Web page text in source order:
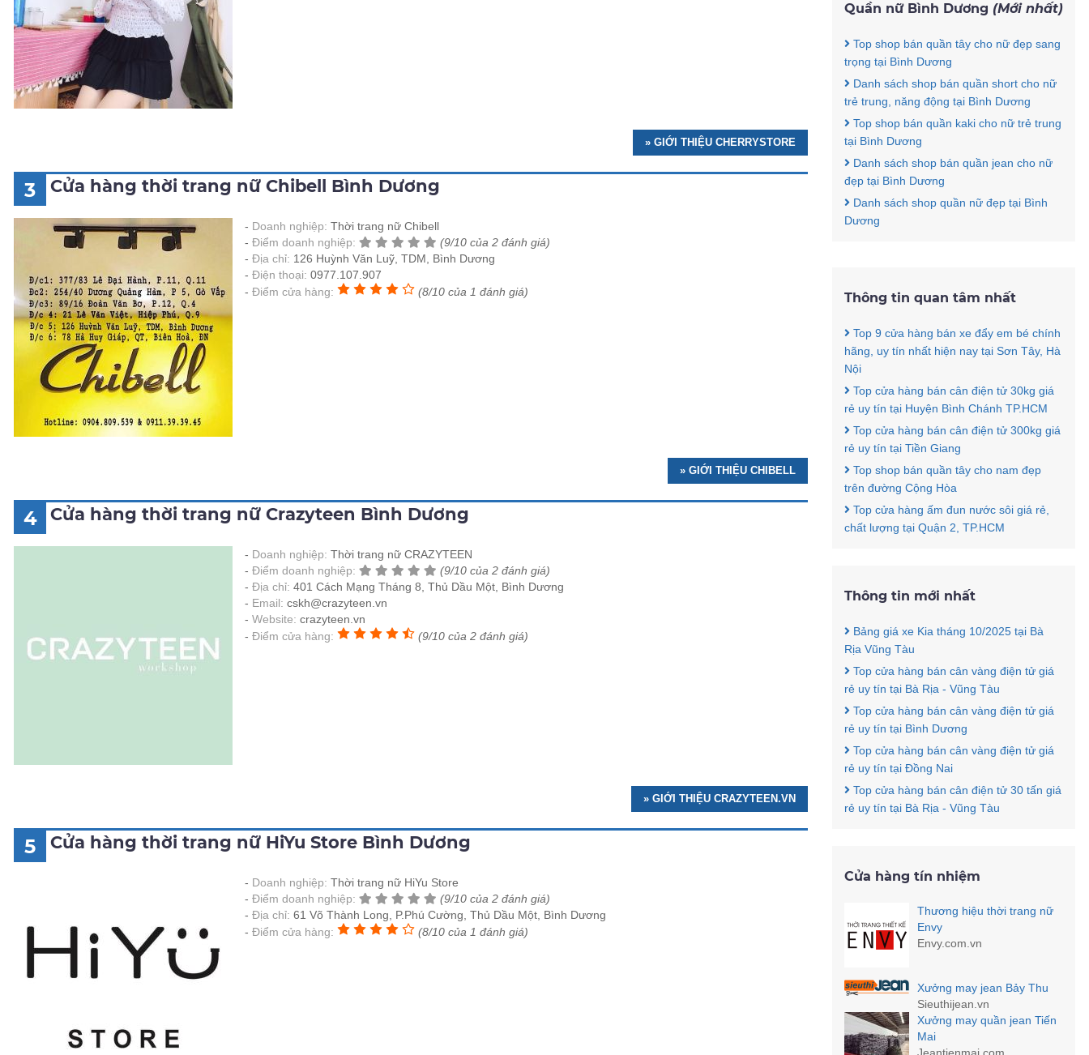
» GIỚI THIỆU CHERRYSTORE
3 Cửa hàng thời trang nữ Chibell Bình Dương
Doanh nghiệp: Thời trang nữ Chibell
Điểm doanh nghiệp:
(9/10 của 2 đánh giá)
Địa chỉ: 126 Huỳnh Văn Luỹ, TDM, Bình Dương
Điện thoại: 0977.107.907
Điểm cửa hàng:
(8/10 của 1 đánh giá)
» GIỚI THIỆU CHIBELL
4 Cửa hàng thời trang nữ Crazyteen Bình Dương
Doanh nghiệp: Thời trang nữ CRAZYTEEN
Điểm doanh nghiệp:
(9/10 của 2 đánh giá)
Địa chỉ: 401 Cách Mạng Tháng 8, Thủ Dầu Một, Bình Dương
Email: cskh@crazyteen.vn
Website: crazyteen.vn
Điểm cửa hàng:
(9/10 của 2 đánh giá)
» GIỚI THIỆU CRAZYTEEN.VN
5 Cửa hàng thời trang nữ HiYu Store Bình Dương
Doanh nghiệp: Thời trang nữ HiYu Store
Điểm doanh nghiệp:
(9/10 của 2 đánh giá)
Địa chỉ: 61 Võ Thành Long, P.Phú Cường, Thủ Dầu Một, Bình Dương
Điểm cửa hàng:
(8/10 của 1 đánh giá)
Quần nữ Bình Dương (Mới nhất)
Top shop bán quần tây cho nữ đẹp sang
trọng tại Bình Dương
Danh sách shop bán quần short cho nữ
trẻ trung, năng động tại Bình Dương
Top shop bán quần kaki cho nữ trẻ trung
tại Bình Dương
Danh sách shop bán quần jean cho nữ
đẹp tại Bình Dương
Danh sách shop quần nữ đẹp tại Bình
Dương
Thông tin quan tâm nhất
Top 9 cửa hàng bán xe đẩy em bé chính
hãng, uy tín nhất hiện nay tại Sơn Tây, Hà
Nội
Top cửa hàng bán cân điện tử 30kg giá
rẻ uy tín tại Huyện Bình Chánh TP.HCM
Top cửa hàng bán cân điện tử 300kg giá
rẻ uy tín tại Tiền Giang
Top shop bán quần tây cho nam đẹp
trên đường Cộng Hòa
Top cửa hàng ấm đun nước sôi giá rẻ,
chất lượng tại Quận 2, TP.HCM
Thông tin mới nhất
Bảng giá xe Kia tháng 10/2025 tại Bà
Rịa Vũng Tàu
Top cửa hàng bán cân vàng điện tử giá
rẻ uy tín tại Bà Rịa - Vũng Tàu
Top cửa hàng bán cân vàng điện tử giá
rẻ uy tín tại Bình Dương
Top cửa hàng bán cân vàng điện tử giá
rẻ uy tín tại Đồng Nai
Top cửa hàng bán cân điện tử 30 tấn giá
rẻ uy tín tại Bà Rịa - Vũng Tàu
Cửa hàng tín nhiệm
Thương hiệu thời trang nữ
Envy
Envy.com.vn
Xưởng may jean Bảy Thu
Sieuthijean.vn
Xưởng may quần jean Tiến
Mai